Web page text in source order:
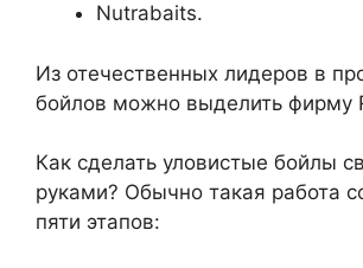
Nutrabaits.
Из отечественных лидеров в
бойлов можно выделить фирму
Как сделать уловистые бойлы
руками? Обычно такая работа
пяти этапов: